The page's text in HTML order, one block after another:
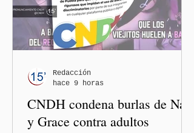
CNDH condena burlas de Nay
y Grace contra adultos
Redacción
hace 9 horas